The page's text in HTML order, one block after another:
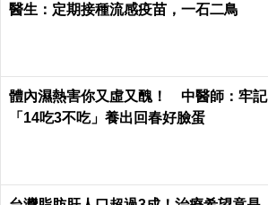
醫生：定期接種流感疫苗，一石二鳥
體內濕熱害你又虛又醜！ 中醫師：牢記
「14吃3不吃」養出回春好臉蛋